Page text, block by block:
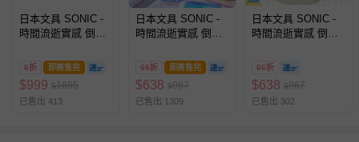
日本文具 SONIC -
時間流逝實感 倒數
版-銀 (19cm)
6折 即將售完
$999 $1665
已售出 413
日本文具 SONIC -
時間流逝實感 倒數
版-粉紅 (10cm)
66折 即將售完
$638 $967
已售出 1309
日本文具 SONIC -
時間流逝實感 倒數
版-象牙白 (10cm)
66折
$638 $967
已售出 302